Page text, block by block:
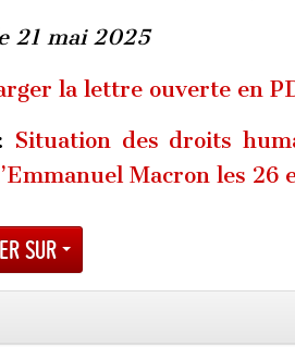
21 mai 2025
la lettre ouverte en
Situation des droits
Macron les 26
sur